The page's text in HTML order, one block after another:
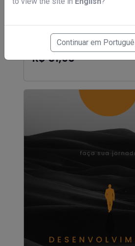
Continuar em
ebook NAIL DESIGNER .
R$ 51,90